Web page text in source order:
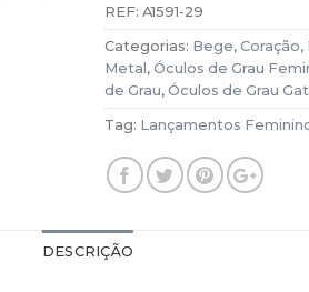
REF: A1591-29
Categorias: Bege, Coração,
Metal , Óculos de Grau
de Grau, Óculos de Grau
Tag: Lançamentos
DESCRIÇÃO